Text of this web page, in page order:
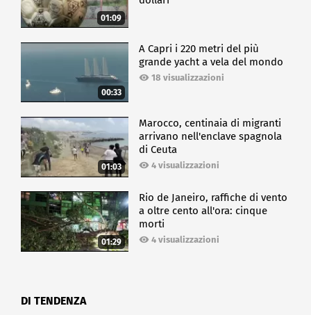
01:09
00:33
A Capri i 220 metri del più
grande yacht a vela del mondo
18 visualizzazioni
01:03
Marocco, centinaia di migranti
arrivano nell'enclave spagnola
di Ceuta
4 visualizzazioni
01:29
Rio de Janeiro, raffiche di vento
a oltre cento all'ora: cinque
morti
4 visualizzazioni
DI TENDENZA